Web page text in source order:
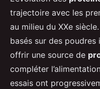
trajectoire avec les
au milieu du XXe
basés sur des poudres
offrir une source de
compléter
essais ont